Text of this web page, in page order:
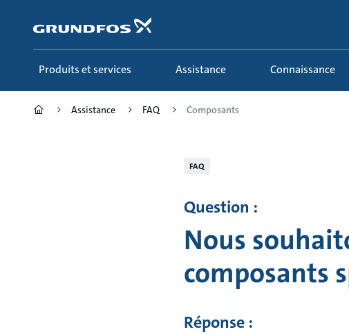
principal
Produits et services Assistance Connaissance
Assistance FAQ Composants
FAQ
Question :
Nous
composants
Réponse :